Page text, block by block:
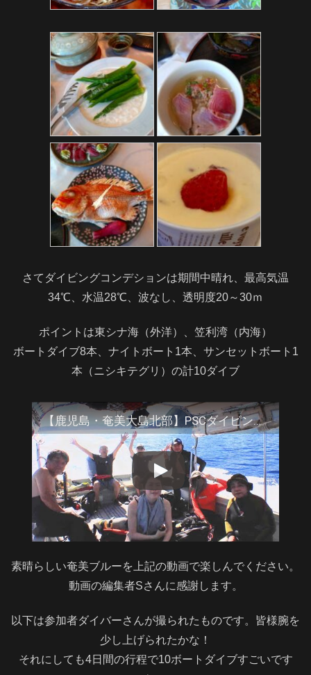
さてダイビングコンデションは期間中晴れ、最高気温
34℃、水温28℃、波なし、透明度20～30ｍ
ポイントは東シナ海（外洋）、笠利湾（内海）
ボートダイブ8本、ナイトボート1本、サンセットボート1
本（ニシキテグリ）の計10ダイブ
【鹿児島・奄美大島北部】PSCダイビング ダイビング・ツアー2024【Kagoshima・NORTH AMAMI ISLAND】
素晴らしい奄美ブルーを上記の動画で楽しんでください。
動画の編集者Sさんに感謝します。
以下は参加者ダイバーさんが撮られたものです。皆様腕を
少し上げられたかな！
それにしても4日間の行程で10ボートダイブすごいです